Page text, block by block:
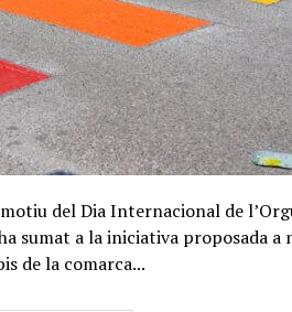
del Dia Internacional de
sumat a la iniciativa proposada
de la comarca...